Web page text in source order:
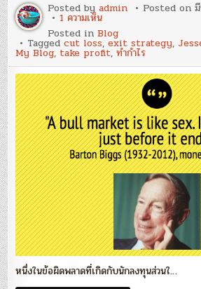
Posted byadmin Posted on
1 ความเห็นบน
Blog
49
:
‘Overstaying
Bull
Market’
–
กำไร
หาย
เพราะ
อยู่
นาน
เกิน
ไป
Posted inBlog
Taggedcut loss,exit strategy,
My Blog, take profit,ทำกำไร
หนึ่งในข้อผิดพลาดที่เกิดกับนักลงทุนส่วนใ…